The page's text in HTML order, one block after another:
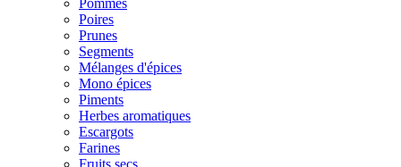
Pommes
Poires
Prunes
Segments
Mélanges d'épices
Mono épices
Piments
Herbes aromatiques
Escargots
Farines
Fruits secs